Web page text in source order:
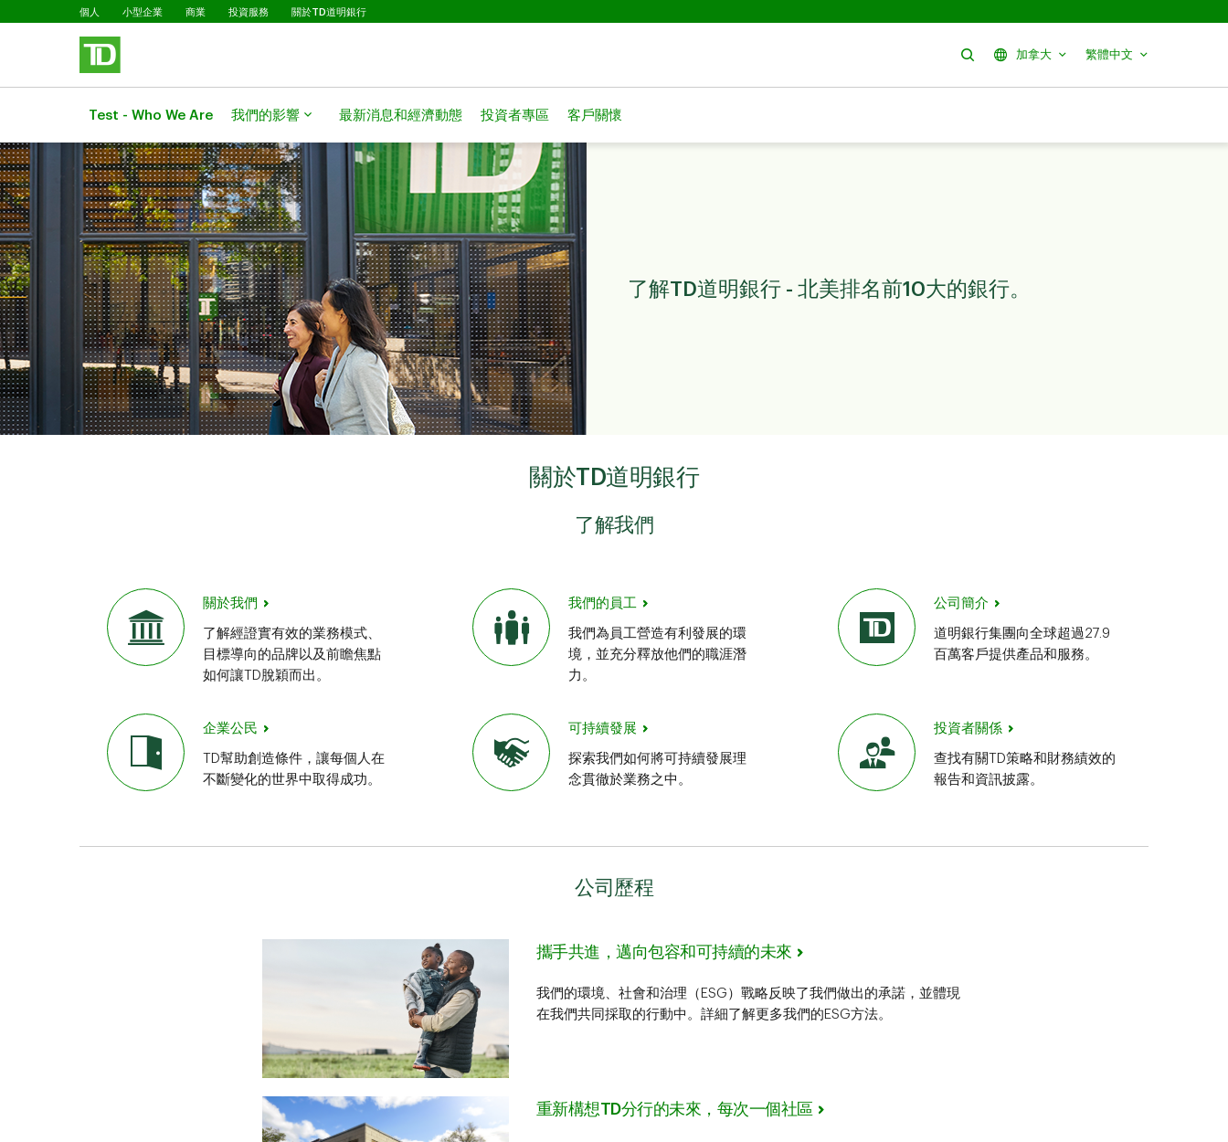
略過進入主要內容
個人 小型企業 商業 投資服務 關於TD道明銀行
搜尋 加拿大 繁體中文
Test - Who We Are 我們的影響 最新消息和經濟動態 投資者專區 客戶關懷
了解TD道明銀行 - 北美排名前10大的銀行。
關於TD道明銀行
了解我們
關於我們
了解經證實有效的業務模式、
目標導向的品牌以及前瞻焦點
如何讓TD脫穎而出。
我們的員工
我們為員工營造有利發展的環
境，並充分釋放他們的職涯潛
力。
公司簡介
道明銀行集團向全球超過27.9
百萬客戶提供產品和服務。
企業公民
TD幫助創造條件，讓每個人在
不斷變化的世界中取得成功。
可持續發展
探索我們如何將可持續發展理
念貫徹於業務之中。
投資者關係
查找有關TD策略和財務績效的
報告和資訊披露。
公司歷程
攜手共進，邁向包容和可持續的未來
我們的環境、社會和治理（ESG）戰略反映了我們做出的承諾，並體現
在我們共同採取的行動中。詳細了解更多我們的ESG方法。
重新構想TD分行的未來，每次一個社區